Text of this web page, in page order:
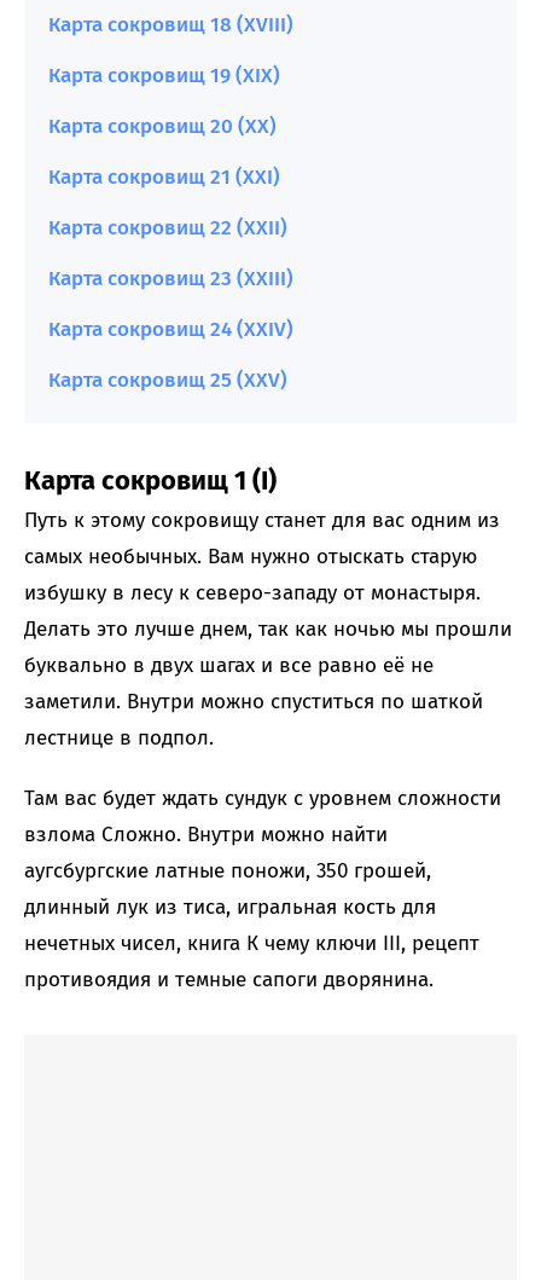
Карта сокровищ 18 (XVIII)
Карта сокровищ 19 (XIX)
Карта сокровищ 20 (XX)
Карта сокровищ 21 (XXI)
Карта сокровищ 22 (XXII)
Карта сокровищ 23 (XXIII)
Карта сокровищ 24 (XXIV)
Карта сокровищ 25 (XXV)
Карта сокровищ 1 (I)
Путь к этому сокровищу станет для вас одним из
самых необычных. Вам нужно отыскать старую
избушку в лесу к северо-западу от монастыря.
Делать это лучше днем, так как ночью мы прошли
буквально в двух шагах и все равно её не
заметили. Внутри можно спуститься по шаткой
лестнице в подпол.
Там вас будет ждать сундук с уровнем сложности
взлома Сложно. Внутри можно найти
аугсбургские латные поножи, 350 грошей,
длинный лук из тиса, игральная кость для
нечетных чисел, книга К чему ключи III, рецепт
противоядия и темные сапоги дворянина.